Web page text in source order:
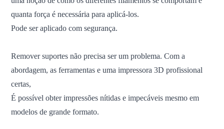
quanta força é necessária para aplicá-los.
Pode ser aplicado com segurança.
Remover suportes não precisa ser um problema. Com a
abordagem, as ferramentas e uma impressora 3D profissional
certas,
É possível obter impressões nítidas e impecáveis ​​mesmo em
modelos de grande formato.